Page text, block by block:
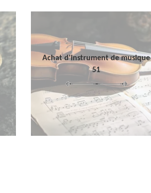
Achat d'instrument de musique
51